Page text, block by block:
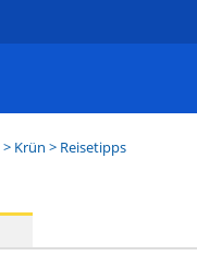
> Krün > Reisetipps